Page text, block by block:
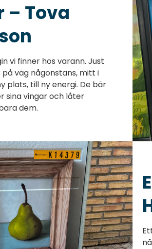
– Tova
vi finner hos varann. Just
väg någonstans, mitt i
plats, till ny energi. De bär
sina vingar och låter
dem.